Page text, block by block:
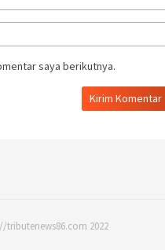
saya berikutnya.
tributenews86.com 2022